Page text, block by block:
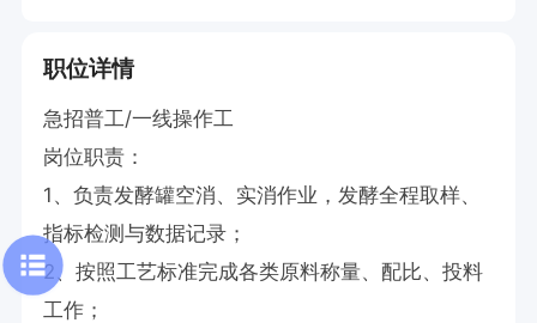
职位详情
急招普工/一线操作工
岗位职责：
1、负责发酵罐空消、实消作业，发酵全程取样、
指标检测与数据记录；
2、按照工艺标准完成各类原料称量、配比、投料
工作；